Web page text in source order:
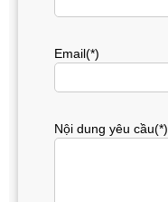
Email(*)
Nội dung yêu cầu(*)